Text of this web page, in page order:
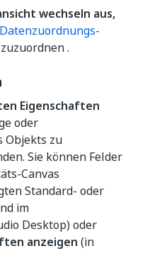
wechseln aus,
Datenzuordnungs-
.
Eigenschaften
oder
Objekts zu
Sie können Felder
Canvas
Standard- oder
im
Desktop) oder
anzeigen (in